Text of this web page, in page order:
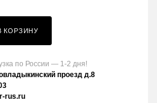
КОРЗИНУ
по России — 1-2 дня!
проезд д.8
rus.ru